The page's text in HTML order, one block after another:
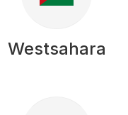
Westsahara